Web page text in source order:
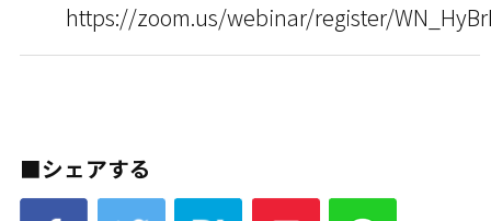
https://zoom.us/webinar/register/
■シェアする